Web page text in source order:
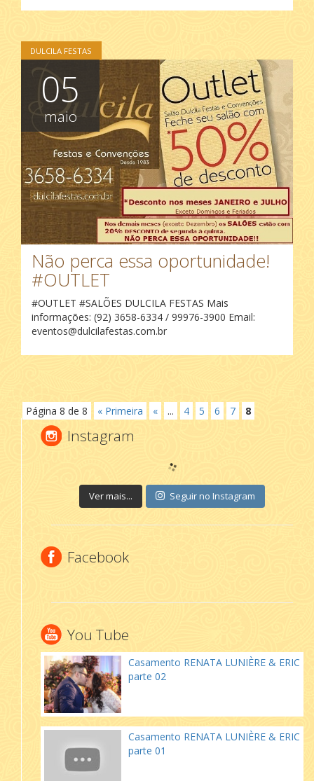
DULCILA FESTAS
05
maio
Não perca essa oportunidade!
#OUTLET
#OUTLET #SALÕES DULCILA FESTAS Mais
informações: (92) 3658-6334 / 99976-3900 Email:
eventos@dulcilafestas.com.br
Página 8 de 8 « Primeira « ... 4 5 6 7 8
Instagram
Ver mais... Seguir no Instagram
Facebook
You Tube
Casamento RENATA LUNIÈRE & ERIC
parte 02
Casamento RENATA LUNIÈRE & ERIC
parte 01